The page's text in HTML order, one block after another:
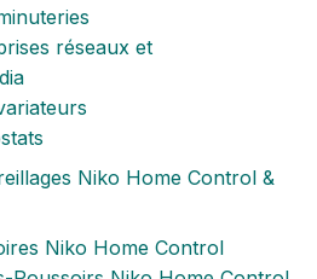
réseaux et
Niko Home Control &
Niko Home Control